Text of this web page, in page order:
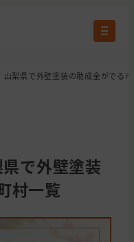
山梨県で外壁塗装の助成金がでる
で外壁塗装
村一覧